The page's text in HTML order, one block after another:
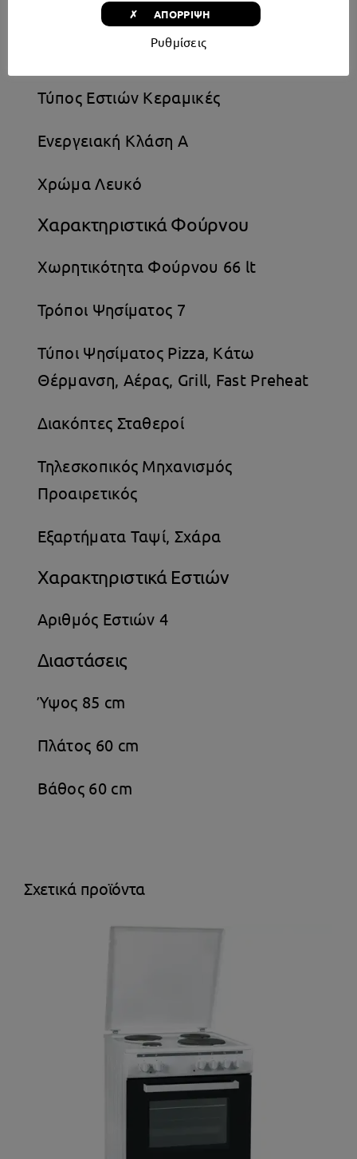
Είδος Κουζίνα
Τύπος Φούρνου Ηλεκτρικός
Τύπος Εστιών Κεραμικές
Ενεργειακή Κλάση A
Χρώμα Λευκό
Χαρακτηριστικά Φούρνου
Χωρητικότητα Φούρνου 66 lt
Τρόποι Ψησίματος 7
Τύποι Ψησίματος Pizza, Κάτω
Θέρμανση, Αέρας, Grill, Fast Preheat
Διακόπτες Σταθεροί
Τηλεσκοπικός Μηχανισμός
Προαιρετικός
Εξαρτήματα Ταψί, Σχάρα
Χαρακτηριστικά Εστιών
Αριθμός Εστιών 4
Διαστάσεις
Ύψος 85 cm
Πλάτος 60 cm
Βάθος 60 cm
Σχετικά προϊόντα
Ρυθμίσεις
✗ ΑΠΟΡΡΙΨΗ